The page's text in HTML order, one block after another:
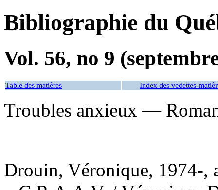
Bibliographie du
Vol. 56, no 9
Table des matières Index des vedettes-
Troubles anxieux —
Drouin, Véronique, 1974-,